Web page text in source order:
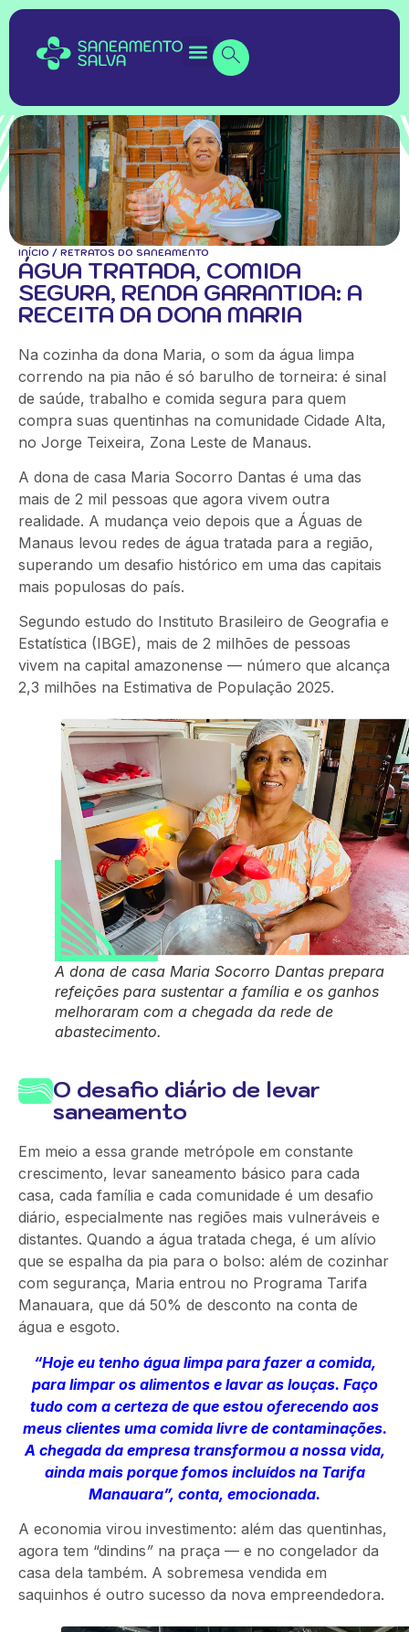
INÍCIO / RETRATOS DO SANEAMENTO
ÁGUA TRATADA, COMIDA
SEGURA, RENDA GARANTIDA: A
RECEITA DA DONA MARIA
Na cozinha da dona Maria, o som da água limpa
correndo na pia não é só barulho de torneira: é sinal
de saúde, trabalho e comida segura para quem
compra suas quentinhas na comunidade Cidade Alta,
no Jorge Teixeira, Zona Leste de Manaus.
A dona de casa Maria Socorro Dantas é uma das
mais de 2 mil pessoas que agora vivem outra
realidade. A mudança veio depois que a Águas de
Manaus levou redes de água tratada para a região,
superando um desafio histórico em uma das capitais
mais populosas do país.
Segundo estudo do Instituto Brasileiro de Geografia e
Estatística (IBGE), mais de 2 milhões de pessoas
vivem na capital amazonense — número que alcança
2,3 milhões na Estimativa de População 2025.
A dona de casa Maria Socorro Dantas prepara
refeições para sustentar a família e os ganhos
melhoraram com a chegada da rede de
abastecimento.
O desafio diário de levar
saneamento
Em meio a essa grande metrópole em constante
crescimento, levar saneamento básico para cada
casa, cada família e cada comunidade é um desafio
diário, especialmente nas regiões mais vulneráveis e
distantes. Quando a água tratada chega, é um alívio
que se espalha da pia para o bolso: além de cozinhar
com segurança, Maria entrou no Programa Tarifa
Manauara, que dá 50% de desconto na conta de
água e esgoto.
“Hoje eu tenho água limpa para fazer a comida,
para limpar os alimentos e lavar as louças. Faço
tudo com a certeza de que estou oferecendo aos
meus clientes uma comida livre de contaminações.
A chegada da empresa transformou a nossa vida,
ainda mais porque fomos incluídos na Tarifa
Manauara”, conta, emocionada.
A economia virou investimento: além das quentinhas,
agora tem “dindins” na praça — e no congelador da
casa dela também. A sobremesa vendida em
saquinhos é outro sucesso da nova empreendedora.